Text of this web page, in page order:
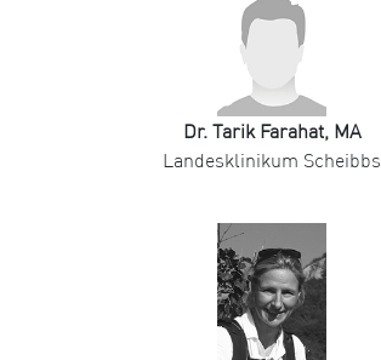
Dr. Tarik Farahat, MA
Landesklinikum Scheibbs